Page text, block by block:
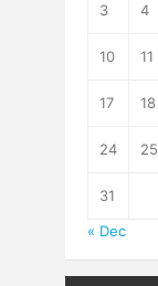
3 4
10 11
17 18
24 25
31
« Dec